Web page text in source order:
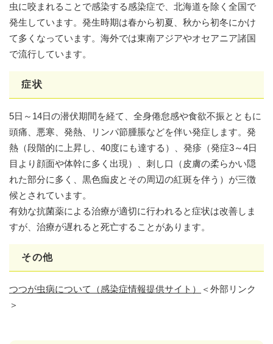
虫に咬まれることで感染する感染症で、北海道を除く全国で
発生しています。発生時期は春から初夏、秋から初冬にかけ
て多くなっています。海外では東南アジアやオセアニア諸国
で流行しています。
症状
5日～14日の潜伏期間を経て、全身倦怠感や食欲不振とともに
頭痛、悪寒、発熱、リンパ節腫脹などを伴い発症します。発
熱（段階的に上昇し、40度にも達する）、発疹（発症3～4日
目より顔面や体幹に多く出現）、刺し口（皮膚の柔らかい隠
れた部分に多く、黒色痂皮とその周辺の紅斑を伴う）が三徴
候とされています。
有効な抗菌薬による治療が適切に行われると症状は改善しま
すが、治療が遅れると死亡することがあります。
その他
つつが虫病​について（感染症情報提供サイト）
＜外部リンク
＞